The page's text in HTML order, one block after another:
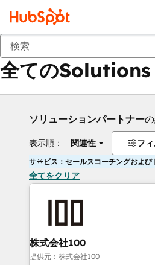
戻る
全ての
ソリューションパートナー
表示順： 関連性 フ
サービス：セールスコーチングおよび
全てをクリア
株式会社100
提供元：株式会社100